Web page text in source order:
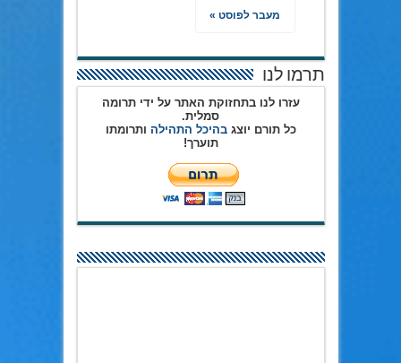
מעבר לפוסט »
תרמו לנו
עזרו לנו בתחזוקת האתר על ידי תרומה
סמלית.
כל תורם יוצגבהיכל התהילה ותרומתו
תוערך!